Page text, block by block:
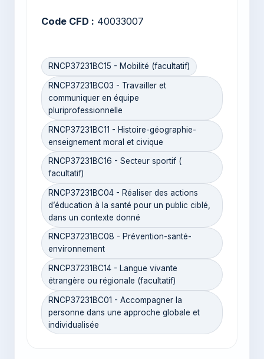
Code CFD : 40033007
RNCP37231BC15 - Mobilité (facultatif)
RNCP37231BC03 - Travailler et
communiquer en équipe
pluriprofessionnelle
RNCP37231BC11 - Histoire-géographie-
enseignement moral et civique
RNCP37231BC16 - Secteur sportif (
facultatif)
RNCP37231BC04 - Réaliser des actions
d’éducation à la santé pour un public ciblé,
dans un contexte donné
RNCP37231BC08 - Prévention-santé-
environnement
RNCP37231BC14 - Langue vivante
étrangère ou régionale (facultatif)
RNCP37231BC01 - Accompagner la
personne dans une approche globale et
individualisée